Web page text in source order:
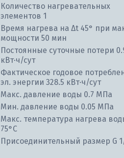
Количество нагревательных
элементов 1
Время нагрева на ∆t 45° при
мощности 50 мин
Постоянные суточные потери
кВт⋅ч/сут
Фактическое годовое
эл. энергии 328.5 кВт⋅ч/сут
Макс. давление воды 0.7 МПа
Мин. давление воды 0.05 МПа
Макс. температура нагрева
75°С
Присоединительный размер G